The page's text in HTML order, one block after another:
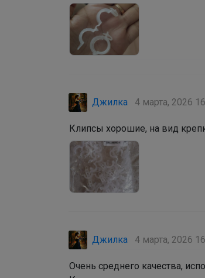
Джилка 4 марта, 2026
Клипсы хорошие, на вид
Джилка 4 марта, 2026
Очень среднего качества,